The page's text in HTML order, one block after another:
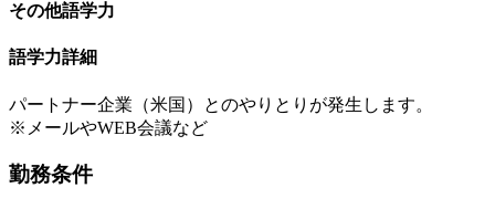
その他語学力
語学力詳細
パートナー企業（米国）とのやりとりが発生します。
※メールやWEB会議など
勤務条件